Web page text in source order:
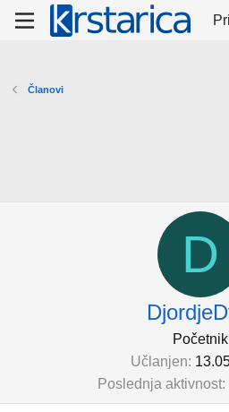
Članovi
D
Početnik
Učlanjen
Poslednja aktivnost